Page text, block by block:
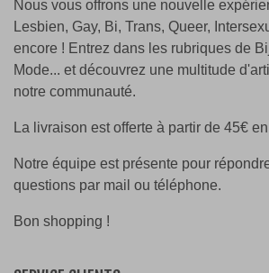
Nous vous offrons une nouvelle
Lesbien, Gay, Bi, Trans, Queer,
encore ! Entrez dans les rubriques de
Mode... et découvrez une multitude
notre communauté.
La livraison est offerte à partir de 45€
Notre équipe est présente pour
questions par mail ou téléphone.
Bon shopping !